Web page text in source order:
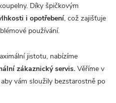
Díky špičkovým
i opotřebení, což zajišťuje
používání.
jistotu, nabízíme
zákaznický servis. Věříme v
vám sloužily bezstarostně po